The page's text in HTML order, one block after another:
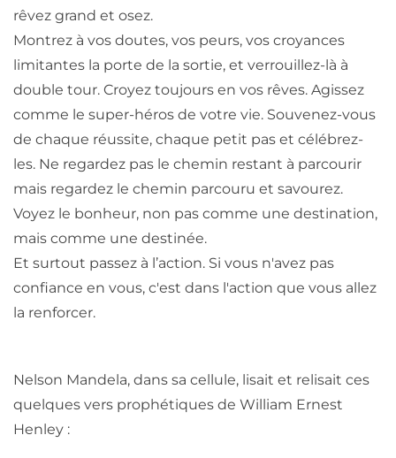
rêvez grand et osez.
Montrez à vos doutes, vos peurs, vos croyances
limitantes la porte de la sortie, et verrouillez-là à
double tour. Croyez toujours en vos rêves. Agissez
comme le super-héros de votre vie. Souvenez-vous
de chaque réussite, chaque petit pas et célébrez-
les. Ne regardez pas le chemin restant à parcourir
mais regardez le chemin parcouru et savourez.
Voyez le bonheur, non pas comme une destination,
mais comme une destinée.
Et surtout passez à l’action. Si vous n'avez pas
confiance en vous, c'est dans l'action que vous allez
la renforcer.
Nelson Mandela, dans sa cellule, lisait et relisait ces
quelques vers prophétiques de William Ernest
Henley :